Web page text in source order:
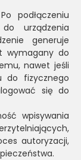
podłączeniu
urządzenia
generuje
wymagany do
nawet jeśli
do fizycznego
się do
wpisywania
autoryzacji,